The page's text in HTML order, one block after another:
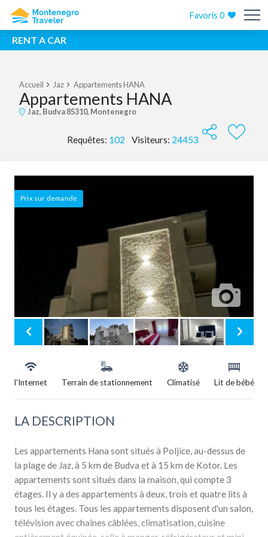
Favoris0
RENT A CAR
Accueil Jaz Appartements HANA
Appartements HANA
Jaz, Budva 85310, Montenegro
Requêtes: 102 Visiteurs: 24453
Prix ​​sur demande
l'Internet Terrain de stationnement Climatisé Lit de bébé
LA DESCRIPTION
Les appartements Hana sont situés à Poljice, au-dessus de
la plage de Jaz, à 5 km de Budva et à 15 km de Kotor. Les
appartements sont situés dans la maison, qui compte 3
étages. Il y a des appartements à deux, trois et quatre lits à
tous les étages. Tous les appartements disposent d'un salon,
télévision avec chaînes câblées, climatisation, cuisine